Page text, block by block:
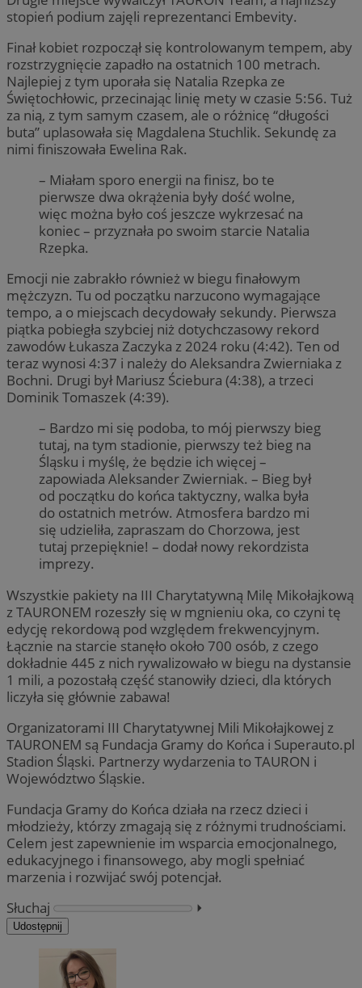
stopień podium zajęli reprezentanci Embevity.
Finał kobiet rozpoczął się kontrolowanym tempem, aby
rozstrzygnięcie zapadło na ostatnich 100 metrach.
Najlepiej z tym uporała się Natalia Rzepka ze
Świętochłowic, przecinając linię mety w czasie 5:56. Tuż
za nią, z tym samym czasem, ale o różnicę “długości
buta” uplasowała się Magdalena Stuchlik. Sekundę za
nimi finiszowała Ewelina Rak.
– Miałam sporo energii na finisz, bo te
pierwsze dwa okrążenia były dość wolne,
więc można było coś jeszcze wykrzesać na
koniec – przyznała po swoim starcie Natalia
Rzepka.
Emocji nie zabrakło również w biegu finałowym
mężczyzn. Tu od początku narzucono wymagające
tempo, a o miejscach decydowały sekundy. Pierwsza
piątka pobiegła szybciej niż dotychczasowy rekord
zawodów Łukasza Zaczyka z 2024 roku (4:42). Ten od
teraz wynosi 4:37 i należy do Aleksandra Zwierniaka z
Bochni. Drugi był Mariusz Ściebura (4:38), a trzeci
Dominik Tomaszek (4:39).
– Bardzo mi się podoba, to mój pierwszy bieg
tutaj, na tym stadionie, pierwszy też bieg na
Śląsku i myślę, że będzie ich więcej –
zapowiada Aleksander Zwierniak. – Bieg był
od początku do końca taktyczny, walka była
do ostatnich metrów. Atmosfera bardzo mi
się udzieliła, zapraszam do Chorzowa, jest
tutaj przepięknie! – dodał nowy rekordzista
imprezy.
Wszystkie pakiety na III Charytatywną Milę Mikołajkową
z TAURONEM rozeszły się w mgnieniu oka, co czyni tę
edycję rekordową pod względem frekwencyjnym.
Łącznie na starcie stanęło około 700 osób, z czego
dokładnie 445 z nich rywalizowało w biegu na dystansie
1 mili, a pozostałą część stanowiły dzieci, dla których
liczyła się głównie zabawa!
Organizatorami III Charytatywnej Mili Mikołajkowej z
TAURONEM są Fundacja Gramy do Końca i Superauto.pl
Stadion Śląski. Partnerzy wydarzenia to TAURON i
Województwo Śląskie.
Fundacja Gramy do Końca działa na rzecz dzieci i
młodzieży, którzy zmagają się z różnymi trudnościami.
Celem jest zapewnienie im wsparcia emocjonalnego,
edukacyjnego i finansowego, aby mogli spełniać
marzenia i rozwijać swój potencjał.
Słuchaj
⏵︎
Udostępnij